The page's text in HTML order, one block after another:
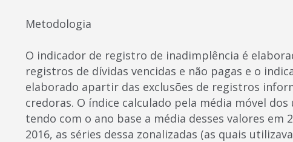
Metodologia
O indicador de registro de inadimplência é
registros de dívidas vencidas e não pagas e o
elaborado apartir das exclusões de registros
credoras. O índice calculado pela média móvel
tendo com o ano base a média desses valores em
2016, as séries dessa zonalizadas (as quais